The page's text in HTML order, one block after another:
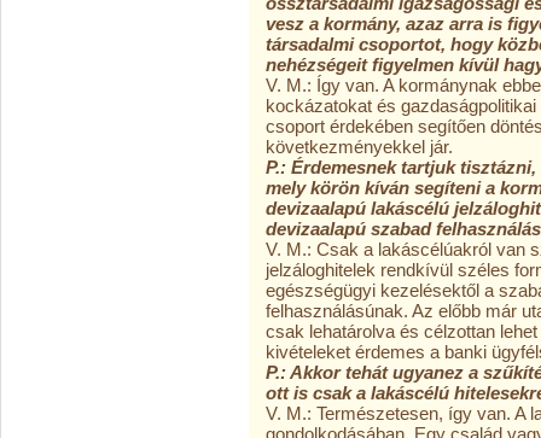
vesz a kormány, azaz arra is
társadalmi csoportot, hogy
nehézségeit figyelmen kívül
V. M.: Így van. A kormánynak
kockázatokat és
csoport érdekében segítően
következményekkel jár.
P.: Érdemesnek tartjuk
mely körön kíván segíteni a
devizaalapú lakáscélú
devizaalapú szabad
V. M.: Csak a lakáscélúakról van
jelzáloghitelek rendkívül széles
egészségügyi kezelésektől a
felhasználásúnak. Az előbb már
csak lehatárolva és célzottan
kivételeket érdemes a banki
P.: Akkor tehát ugyanez a
ott is csak a lakáscélú
V. M.: Természetesen, így van. A
gondolkodásában. Egy család